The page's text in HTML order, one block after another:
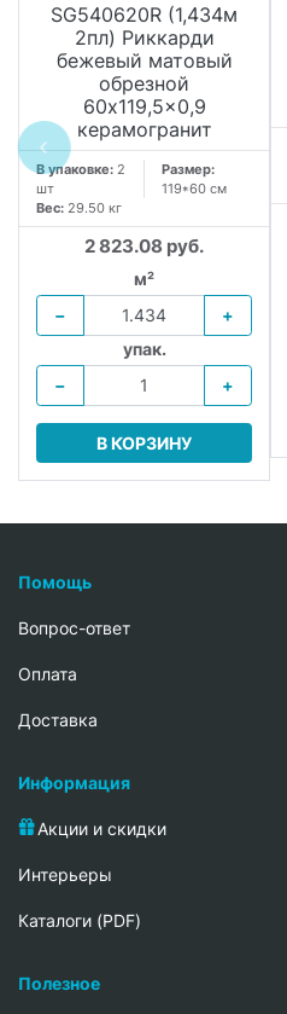
SG540620R (1,434м
2пл) Риккарди
бежевый матовый
обрезной
60x119,5x0,9
керамогранит
В упаковке: 2
шт
Размер:
119*60 см
Вес: 29.50 кг
2 823.08 руб.
м²
−
+
упак.
−
+
В КОРЗИНУ
Помощь
Вопрос-ответ
Oплата
Доставка
Информация
Акции и скидки
Интерьеры
Каталоги (PDF)
Полезное